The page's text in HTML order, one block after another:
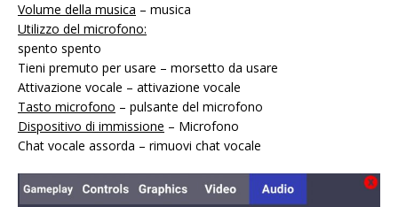
Volume della musica – musica
Utilizzo del microfono:
spento spento
Tieni premuto per usare – morsetto da usare
Attivazione vocale – attivazione vocale
Tasto microfono – pulsante del microfono
Dispositivo di immissione – Microfono
Chat vocale assorda – rimuovi chat vocale